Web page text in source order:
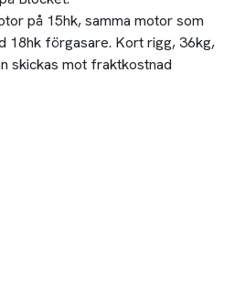
på 15hk, samma motor som
18hk förgasare. Kort rigg, 36kg,
skickas mot fraktkostnad